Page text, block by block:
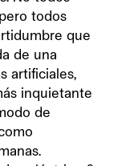
todos
que
de una
artificiales,
inquietante
de